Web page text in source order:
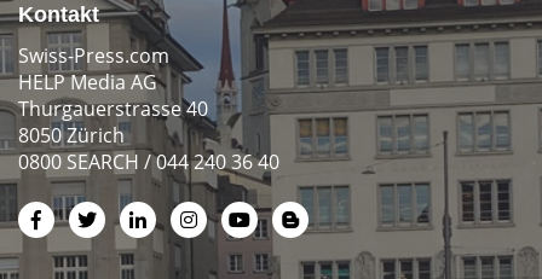
Kontakt
Swiss-Press.com
HELP Media AG
Thurgauerstrasse 40
8050 Zürich
0800 SEARCH / 044 240 36 40